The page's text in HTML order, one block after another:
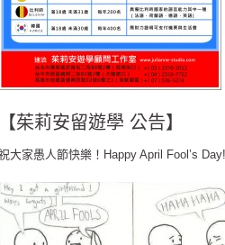
【茱莉安留遊學 公告】
大家愚人節快樂！Happy April Fool’s Day!